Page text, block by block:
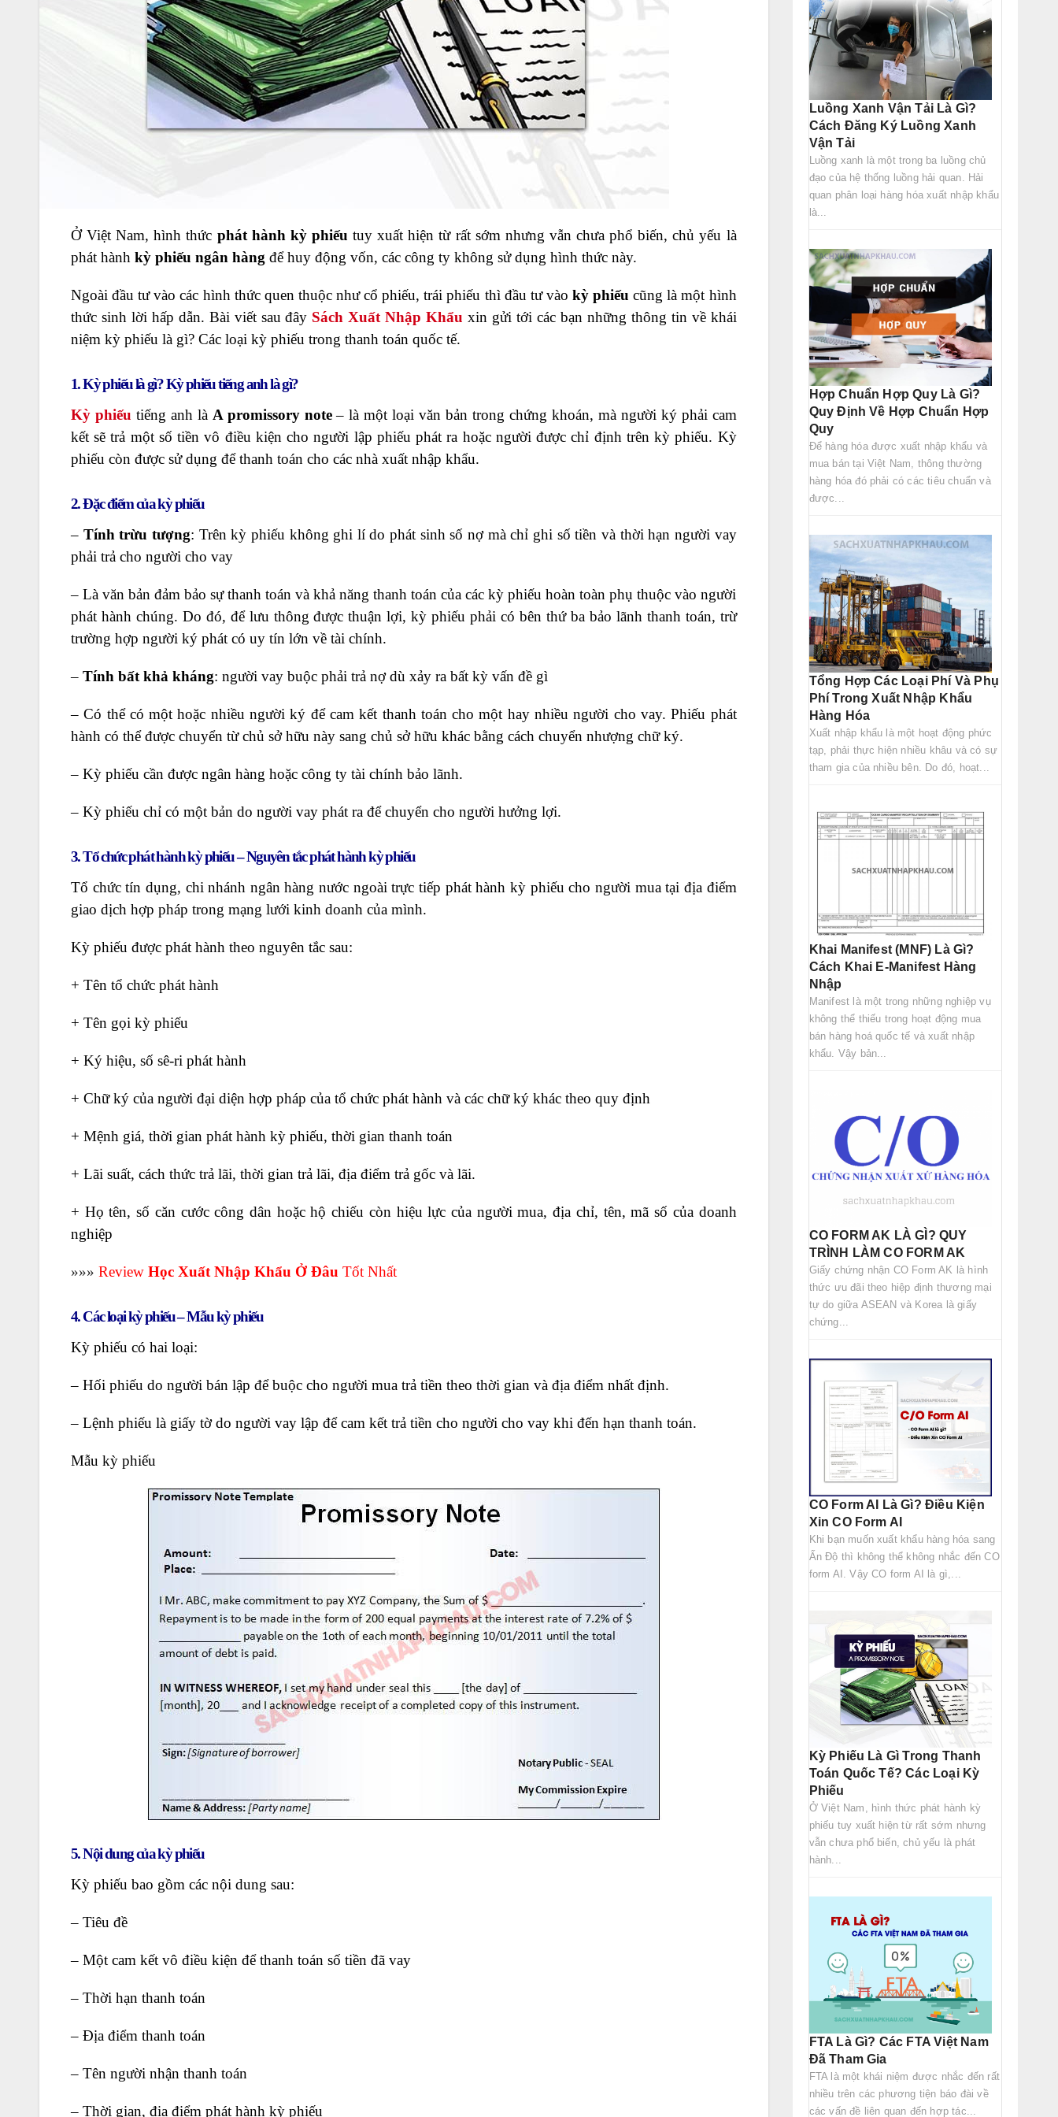
Ở Việt Nam, hình thức phát hành kỳ phiếu tuy xuất hiện từ rất sớm nhưng vẫn chưa phổ biến, chủ yếu là
phát hành kỳ phiếu ngân hàng để huy động vốn, các công ty không sử dụng hình thức này.
Ngoài đầu tư vào các hình thức quen thuộc như cổ phiếu, trái phiếu thì đầu tư vào kỳ phiếu cũng là một hình
thức sinh lời hấp dẫn. Bài viết sau đây Sách Xuất Nhập Khẩu xin gửi tới các bạn những thông tin về khái
niệm kỳ phiếu là gì? Các loại kỳ phiếu trong thanh toán quốc tế.
1. Kỳ phiếu là gì? Kỳ phiếu tiếng anh là gì?
Kỳ phiếu tiếng anh là A promissory note– là một loại văn bản trong chứng khoán, mà người ký phải cam
kết sẽ trả một số tiền vô điều kiện cho người lập phiếu phát ra hoặc người được chỉ định trên kỳ phiếu. Kỳ
phiếu còn được sử dụng để thanh toán cho các nhà xuất nhập khẩu.
2. Đặc điểm của kỳ phiếu
– Tính trừu tượng: Trên kỳ phiếu không ghi lí do phát sinh số nợ mà chỉ ghi số tiền và thời hạn người vay
phải trả cho người cho vay
– Là văn bản đảm bảo sự thanh toán và khả năng thanh toán của các kỳ phiếu hoàn toàn phụ thuộc vào người
phát hành chúng. Do đó, để lưu thông được thuận lợi, kỳ phiếu phải có bên thứ ba bảo lãnh thanh toán, trừ
trường hợp người ký phát có uy tín lớn về tài chính.
– Tính bất khả kháng: người vay buộc phải trả nợ dù xảy ra bất kỳ vấn đề gì
– Có thể có một hoặc nhiều người ký để cam kết thanh toán cho một hay nhiều người cho vay. Phiếu phát
hành có thể được chuyển từ chủ sở hữu này sang chủ sở hữu khác bằng cách chuyển nhượng chữ ký.
– Kỳ phiếu cần được ngân hàng hoặc công ty tài chính bảo lãnh.
– Kỳ phiếu chỉ có một bản do người vay phát ra để chuyển cho người hưởng lợi.
3. Tổ chức phát hành kỳ phiếu – Nguyên tắc phát hành kỳ phiếu
Tổ chức tín dụng, chi nhánh ngân hàng nước ngoài trực tiếp phát hành kỳ phiếu cho người mua tại địa điểm
giao dịch hợp pháp trong mạng lưới kinh doanh của mình.
Kỳ phiếu được phát hành theo nguyên tắc sau:
+ Tên tổ chức phát hành
+ Tên gọi kỳ phiếu
+ Ký hiệu, số sê-ri phát hành
+ Chữ ký của người đại diện hợp pháp của tổ chức phát hành và các chữ ký khác theo quy định
+ Mệnh giá, thời gian phát hành kỳ phiếu, thời gian thanh toán
+ Lãi suất, cách thức trả lãi, thời gian trả lãi, địa điểm trả gốc và lãi.
+ Họ tên, số căn cước công dân hoặc hộ chiếu còn hiệu lực của người mua, địa chỉ, tên, mã số của doanh
nghiệp
»»» Review Học Xuất Nhập Khẩu Ở Đâu Tốt Nhất
4. Các loại kỳ phiếu – Mẫu kỳ phiếu
Kỳ phiếu có hai loại:
– Hối phiếu do người bán lập để buộc cho người mua trả tiền theo thời gian và địa điểm nhất định.
– Lệnh phiếu là giấy tờ do người vay lập để cam kết trả tiền cho người cho vay khi đến hạn thanh toán.
Mẫu kỳ phiếu
5. Nội dung của kỳ phiếu
Kỳ phiếu bao gồm các nội dung sau:
– Tiêu đề
– Một cam kết vô điều kiện để thanh toán số tiền đã vay
– Thời hạn thanh toán
– Địa điểm thanh toán
– Tên người nhận thanh toán
– Thời gian, địa điểm phát hành kỳ phiếu
Luồng Xanh Vận Tải Là Gì?
Cách Đăng Ký Luồng Xanh
Vận Tải
Luồng xanh là một trong ba luồng chủ
đạo của hệ thống luồng hải quan. Hải
quan phân loại hàng hóa xuất nhập khẩu
là...
Hợp Chuẩn Hợp Quy Là Gì?
Quy Định Về Hợp Chuẩn Hợp
Quy
Để hàng hóa được xuất nhập khẩu và
mua bán tại Việt Nam, thông thường
hàng hóa đó phải có các tiêu chuẩn và
được...
Tổng Hợp Các Loại Phí Và Phụ
Phí Trong Xuất Nhập Khẩu
Hàng Hóa
Xuất nhập khẩu là một hoạt động phức
tạp, phải thực hiện nhiều khâu và có sự
tham gia của nhiều bên. Do đó, hoạt...
Khai Manifest (MNF) Là Gì?
Cách Khai E-Manifest Hàng
Nhập
Manifest là một trong những nghiệp vụ
không thể thiếu trong hoạt động mua
bán hàng hoá quốc tế và xuất nhập
khẩu. Vậy bản...
CO FORM AK LÀ GÌ? QUY
TRÌNH LÀM CO FORM AK
Giấy chứng nhận CO Form AK là hình
thức ưu đãi theo hiệp định thương mại
tự do giữa ASEAN và Korea là giấy
chứng...
CO Form AI Là Gì? Điều Kiện
Xin CO Form AI
Khi bạn muốn xuất khẩu hàng hóa sang
Ấn Độ thì không thể không nhắc đến CO
form AI. Vậy CO form AI là gì,...
Kỳ Phiếu Là Gì Trong Thanh
Toán Quốc Tế? Các Loại Kỳ
Phiếu
Ở Việt Nam, hình thức phát hành kỳ
phiếu tuy xuất hiện từ rất sớm nhưng
vẫn chưa phổ biến, chủ yếu là phát
hành...
FTA Là Gì? Các FTA Việt Nam
Đã Tham Gia
FTA là một khái niệm được nhắc đến rất
nhiều trên các phương tiện báo đài về
các vấn đề liên quan đến hợp tác...